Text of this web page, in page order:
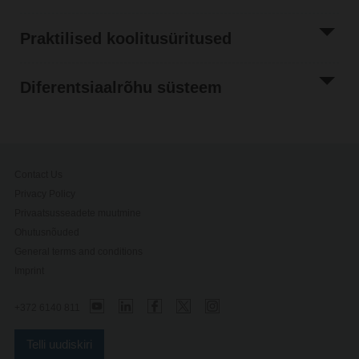
Praktilised koolitusüritused
Diferentsiaalrõhu süsteem